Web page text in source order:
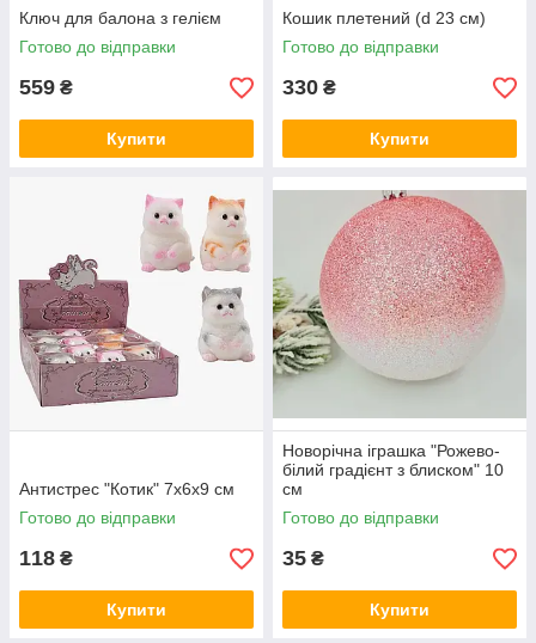
Ключ для балона з гелієм
Готово до відправки
559 ₴
Купити
Кошик плетений (d 23 см)
Готово до відправки
330 ₴
Купити
Антистрес "Котик" 7х6х9 см
Готово до відправки
118 ₴
Купити
Новорічна іграшка "Рожево-
білий градієнт з блиском" 10
см
Готово до відправки
35 ₴
Купити